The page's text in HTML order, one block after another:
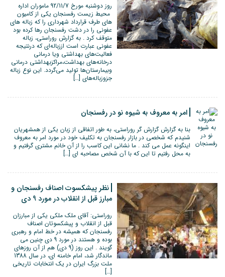
روز دوشنبه مورخ 92/11/7 ماموران اداره
محیط زیست رفسنجان یکی از کامیون
های طرف قرارداد شهرداری را که زباله های
عفونی را در دشت رفسنجان رها کرده بود
متوقف کرد . به گزارش روراستی، زباله
عفونی عبارت است اززباله‌ای که درنتیجه
فعالیت‌های بهداشتی ویا درمانی
درخانه‌های بهداشت،مراکزبهداشتی درمانی
وبیمارستان‌ها تولید می‌گردد. این نوع زباله
جزوزباله‌های […]
امر به معروف به شیوه نو در رفسنجان
بنا به گزارش گزارش گر روراستی، به طور اتفاقی از زبان یکی از همشهریان
شنیدم که شخصی در بازار رفسنجان به تکلیف خود در مورد امر به معروف
اینگونه عمل می کند . ما نشانی این کاسب را از آن خانم مشتری گرفتیم و
به محل رفتیم تا این که با آن شخص مصاحبه ای […]
نظر پیشکسوت اصناف رفسنجان و
مبارز قبل از انقلاب در مورد 9 دی
روراستی: آقای ملک ملکی یکی از مبارزان
قبل از انقلاب و پیشکسوتان اصناف
رفسنجان که همیشه در خط امام و رهبری
بوده و هستند در مورد 9 دی چنین می
گویند . این روز (9 دی) هم از آن روزهای
ماندگار شد، امام خامنه ای، در سال 1388
ملت بزرگ ایران در یک انتخابات تاریخی
[…]